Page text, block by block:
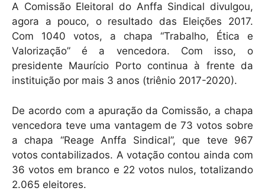
p
p
o
o
k
A Comissão Eleitoral do Anffa Sindical divulgou,
agora a pouco, o resultado das Eleições 2017.
Com 1040 votos, a chapa “Trabalho, Ética e
Valorização” é a vencedora. Com isso, o
presidente Maurício Porto continua à frente da
instituição por mais 3 anos (triênio 2017-2020).
De acordo com a apuração da Comissão, a chapa
vencedora teve uma vantagem de 73 votos sobre
a chapa “Reage Anffa Sindical”, que teve 967
votos contabilizados. A votação contou ainda com
36 votos em branco e 22 votos nulos, totalizando
2.065 eleitores.